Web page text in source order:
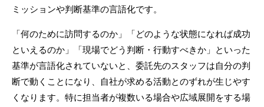
ミッションや判断基準の言語化です。
「何のために訪問するのか」「どのような状態になれば成功
といえるのか」「現場でどう判断・行動すべきか」といった
基準が言語化されていないと、委託先のスタッフは自分の判
断で動くことになり、自社が求める活動とのずれが生じやす
くなります。特に担当者が複数いる場合や広域展開をする場